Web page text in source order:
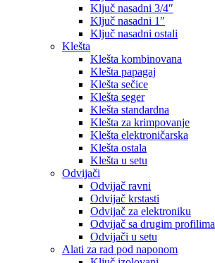
Ključ nasadni 3/4″
Ključ nasadni 1″
Ključ nasadni ostali
Klešta
Klešta kombinovana
Klešta papagaj
Klešta sečice
Klešta seger
Klešta standardna
Klešta za krimpovanje
Klešta elektroničarska
Klešta ostala
Klešta u setu
Odvijači
Odvijač ravni
Odvijač krstasti
Odvijač za elektroniku
Odvijač sa drugim profilima
Odvijači u setu
Alati za rad pod naponom